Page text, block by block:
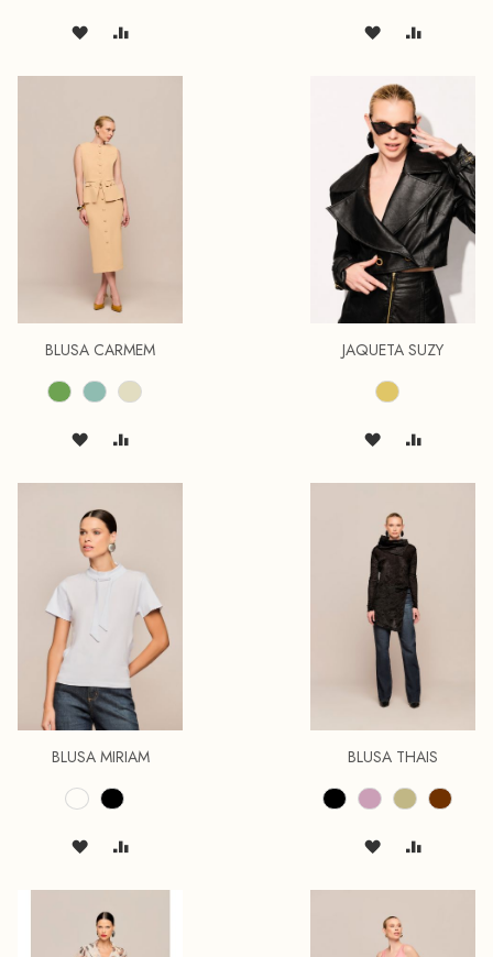
BLUSA CARMEM JAQUETA SUZY
BLUSA MIRIAM BLUSA THAIS